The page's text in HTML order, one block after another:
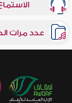
عدد مرات